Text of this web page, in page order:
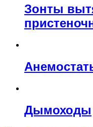
Зонты
Дымоходы